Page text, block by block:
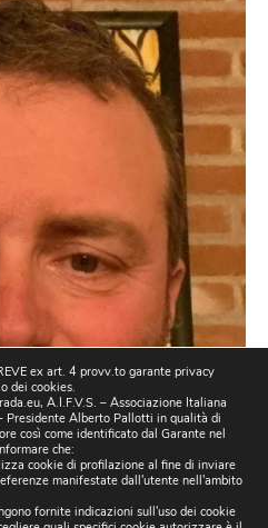
ex art. 4 provv.to garante privacy
dei cookies.
A.I.F.V.S. – Associazione Italiana
Presidente Alberto Pallotti in qualità di
così come identificato dal Garante nel
che:
cookie di profilazione al fine di inviare
manifestate dall'utente nell'ambito
fornite indicazioni sull'uso dei cookie